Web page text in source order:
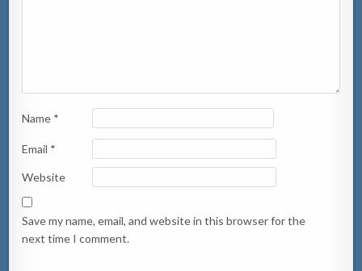
Name *
Email *
Website
Save my name, email, and website in this browser for the
next time I comment.